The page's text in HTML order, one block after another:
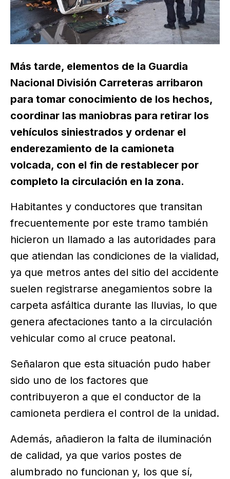
Más tarde, elementos de la Guardia
Nacional División Carreteras arribaron
para tomar conocimiento de los hechos,
coordinar las maniobras para retirar los
vehículos siniestrados y ordenar el
enderezamiento de la camioneta
volcada, con el fin de restablecer por
completo la circulación en la zona.
Habitantes y conductores que transitan
frecuentemente por este tramo también
hicieron un llamado a las autoridades para
que atiendan las condiciones de la vialidad,
ya que metros antes del sitio del accidente
suelen registrarse anegamientos sobre la
carpeta asfáltica durante las lluvias, lo que
genera afectaciones tanto a la circulación
vehicular como al cruce peatonal.
Señalaron que esta situación pudo haber
sido uno de los factores que
contribuyeron a que el conductor de la
camioneta perdiera el control de la unidad.
Además, añadieron la falta de iluminación
de calidad, ya que varios postes de
alumbrado no funcionan y, los que sí,